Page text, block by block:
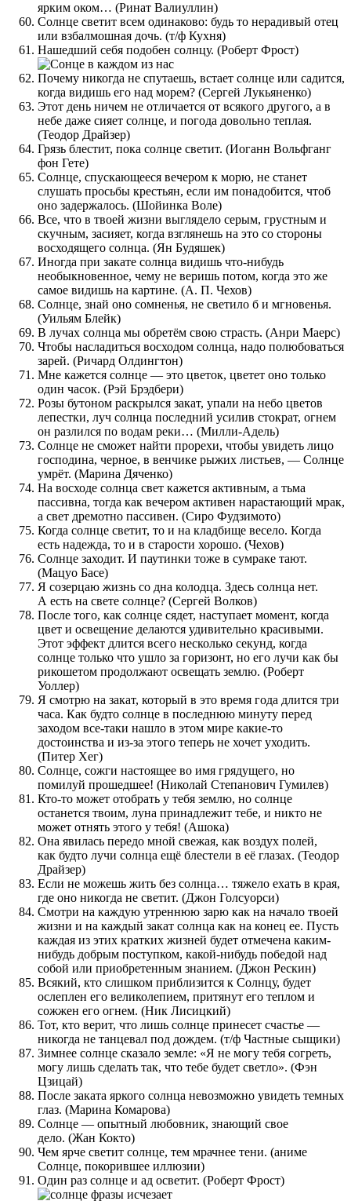
ярким оком… (Ринат Валиуллин)
Солнце светит всем одинаково: будь то нерадивый отец
или взбалмошная дочь. (т/ф Кухня)
Нашедший себя подобен солнцу. (Роберт Фрост)
Почему никогда не спутаешь, встает солнце или садится,
когда видишь его над морем? (Сергей Лукьяненко)
Этот день ничем не отличается от всякого другого, а в
небе даже сияет солнце, и погода довольно теплая.
(Теодор Драйзер)
Грязь блестит, пока солнце светит. (Иоганн Вольфганг
фон Гете)
Солнце, спускающееся вечером к морю, не станет
слушать просьбы крестьян, если им понадобится, чтоб
оно задержалось. (Шойинка Воле)
Все, что в твоей жизни выглядело серым, грустным и
скучным, засияет, когда взглянешь на это со стороны
восходящего солнца. (Ян Будяшек)
Иногда при закате солнца видишь что-нибудь
необыкновенное, чему не веришь потом, когда это же
самое видишь на картине. (А. П. Чехов)
Солнце, знай оно сомненья, не светило б и мгновенья.
(Уильям Блейк)
В лучах солнца мы обретём свою страсть. (Анри Маерс)
Чтобы насладиться восходом солнца, надо полюбоваться
зарей. (Ричард Олдингтон)
Мне кажется солнце — это цветок, цветет оно только
один часок. (Рэй Брэдбери)
Розы бутоном раскрылся закат, упали на небо цветов
лепестки, луч солнца последний усилив стократ, огнем
он разлился по водам реки… (Милли-Адель)
Солнце не сможет найти прорехи, чтобы увидеть лицо
господина, черное, в венчике рыжих листьев, — Солнце
умрёт. (Марина Дяченко)
На восходе солнца свет кажется активным, а тьма
пассивна, тогда как вечером активен нарастающий мрак,
а свет дремотно пассивен. (Сиро Фудзимото)
Когда солнце светит, то и на кладбище весело. Когда
есть надежда, то и в старости хорошо. (Чехов)
Солнце заходит. И паутинки тоже в сумраке тают.
(Мацуо Басе)
Я созерцаю жизнь со дна колодца. Здесь солнца нет.
А есть на свете солнце? (Сергей Волков)
После того, как солнце сядет, наступает момент, когда
цвет и освещение делаются удивительно красивыми.
Этот эффект длится всего несколько секунд, когда
солнце только что ушло за горизонт, но его лучи как бы
рикошетом продолжают освещать землю. (Роберт
Уоллер)
Я смотрю на закат, который в это время года длится три
часа. Как будто солнце в последнюю минуту перед
заходом все-таки нашло в этом мире какие-то
достоинства и из-за этого теперь не хочет уходить.
(Питер Хег)
Солнце, сожги настоящее во имя грядущего, но
помилуй прошедшее! (Николай Степанович Гумилев)
Кто-то может отобрать у тебя землю, но солнце
останется твоим, луна принадлежит тебе, и никто не
может отнять этого у тебя! (Ашока)
Она явилась передо мной свежая, как воздух полей,
как будто лучи солнца ещё блестели в её глазах. (Теодор
Драйзер)
Если не можешь жить без солнца… тяжело ехать в края,
где оно никогда не светит. (Джон Голсуорси)
Смотри на каждую утреннюю зарю как на начало твоей
жизни и на каждый закат солнца как на конец ее. Пусть
каждая из этих кратких жизней будет отмечена каким-
нибудь добрым поступком, какой-нибудь победой над
собой или приобретенным знанием. (Джон Рескин)
Всякий, кто слишком приблизится к Солнцу, будет
ослеплен его великолепием, притянут его теплом и
сожжен его огнем. (Ник Лисицкий)
Тот, кто верит, что лишь солнце принесет счастье —
никогда не танцевал под дождем. (т/ф Частные сыщики)
Зимнее солнце сказало земле: «Я не могу тебя согреть,
могу лишь сделать так, что тебе будет светло». (Фэн
Цзицай)
После заката яркого солнца невозможно увидеть темных
глаз. (Марина Комарова)
Солнце — опытный любовник, знающий свое
дело. (Жан Кокто)
Чем ярче светит солнце, тем мрачнее тени. (аниме
Солнце, покорившее иллюзии)
Один раз солнце и ад осветит. (Роберт Фрост)